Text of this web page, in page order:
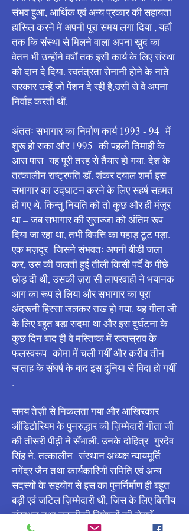
संभव हुआ, आर्थिक एवं अन्य प्रकार की सहायता
हासिल करने में अपनी पूरा समय लगा दिया , यहाँ
तक कि संस्था से मिलने वाला अपना ख़ुद का
वेतन भी उन्होंने वर्षों तक इसी कार्य के लिए संस्था
को दान दे दिया. स्वतंत्रता सेनानी होने के नाते
सरकार उन्हें जो पेंशन दे रही है,उसी से वे अपना
निर्वाह करती थीं.
अंततः सभागार का निर्माण कार्य 1993 - 94 में
शुरू हो सका और 1995 की पहली तिमाही के
आस पास यह पूरी तरह से तैयार हो गया. देश के
तत्कालीन राष्ट्रपति डॉ. शंकर दयाल शर्मा इस
सभागार का उद्घाटन करने के लिए सहर्ष सहमत
हो गए थे. किन्तु नियति को तो कुछ और ही मंज़ूर
था – जब सभागार की सुसज्जा को अंतिम रूप
दिया जा रहा था, तभी विपत्ति का पहाड़ टूट पड़ा.
एक मज़दूर जिसने संभवतः अपनी बीडी जला
कर, उस की जलती हुई तीली किसी पर्दे के पीछे
छोड़ दी थी, उसकी ज़रा सी लापरवाही ने भयानक
आग का रूप ले लिया और सभागार का पूरा
अंदरूनी हिस्सा जलकर राख हो गया. यह गीता जी
के लिए बहुत बड़ा सदमा था और इस दुर्घटना के
कुछ दिन बाद ही वे मस्तिष्क में रक्तस्राव के
फलस्वरूप कोमा में चली गयीं और क़रीब तीन
सप्ताह के संघर्ष के बाद इस दुनिया से विदा हो गयीं
.
समय तेज़ी से निकलता गया और आखिरकार
ऑडिटोरियम के पुनरुद्धार की ज़िम्मेदारी गीता जी
की तीसरी पीढ़ी ने सँभाली. उनके दोहित्र गुरदेव
सिंह ने, तत्कालीन संस्थान अध्यक्ष न्यायमूर्ति
नगेंद्र जैन तथा कार्यकारिणी समिति एवं अन्य
सदस्यों के सहयोग से इस का पुनर्निर्माण ही बहुत
बड़ी एवं जटिल ज़िम्मेदारी थी, जिस के लिए वित्तीय
संसाधन तथा तकनीकी विशेषज्ञों की सेवाएँ